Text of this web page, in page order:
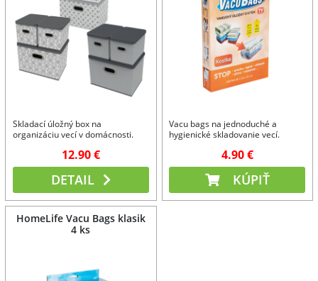
Skladací úložný box na
organizáciu vecí v domácnosti.
12.90 €
DETAIL
Vacu bags na jednoduché a
hygienické skladovanie vecí.
4.90 €
KÚPIŤ
HomeLife Vacu Bags klasik
4 ks